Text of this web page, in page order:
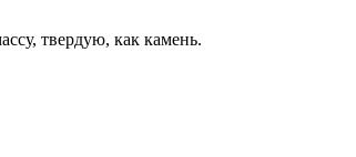
твердую, как камень.